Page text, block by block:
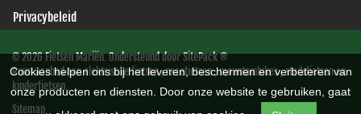
Privacybeleid
© 2026 Fietsen Mariën. Ondersteund doorSitePack ®
Ruim aanbod aan elektrische fietsen , racefietsen , mountainbikes , stadsfietsen en
kinderfietsen.
Sitemap
Cookies helpen ons bij het leveren, beschermen en verbeteren van
onze producten en diensten. Door onze website te gebruiken, gaat